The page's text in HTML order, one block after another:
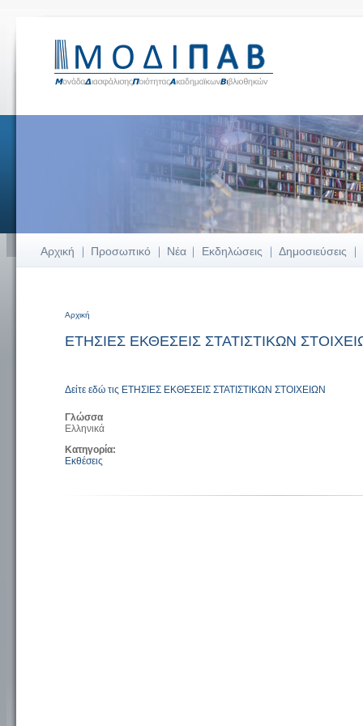
Αρχική Προσωπικό Νέα Εκδηλώσεις Δημοσιεύσεις
Αρχική
ΕΤΗΣΙΕΣ ΕΚΘΕΣΕΙΣ ΣΤΑΤΙΣΤΙΚΩΝ
Δείτε εδώ τις ΕΤΗΣΙΕΣ ΕΚΘΕΣΕΙΣ ΣΤΑΤΙΣΤΙΚΩΝ ΣΤΟΙΧΕΙΩΝ
Γλώσσα
Ελληνικά
Κατηγορία:
Εκθέσεις